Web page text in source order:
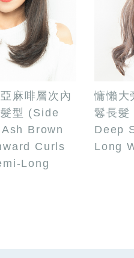
麻啡層次內
型 (Side
Brown
Curls
Long
慵懶大
鬈長
Deep
Long